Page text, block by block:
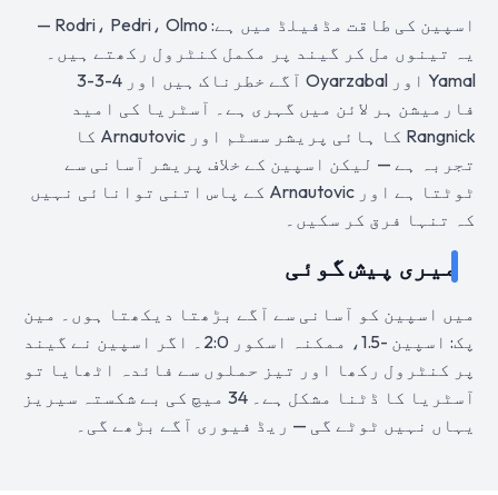
اسپین کی طاقت مڈفیلڈ میں ہے: Rodri، Pedri، Olmo —
یہ تینوں مل کر گیند پر مکمل کنٹرول رکھتے ہیں۔
Yamal اور Oyarzabal آگے خطرناک ہیں اور 4-3-3
فارمیشن ہر لائن میں گہری ہے۔ آسٹریا کی امید
Rangnick کا ہائی پریشر سسٹم اور Arnautovic کا
تجربہ ہے — لیکن اسپین کے خلاف پریشر آسانی سے
ٹوٹتا ہے اور Arnautovic کے پاس اتنی توانائی نہیں
کہ تنہا فرق کر سکیں۔
میری پیش گوئی
میں اسپین کو آسانی سے آگے بڑھتا دیکھتا ہوں۔ مین
پک: اسپین -1.5، ممکنہ اسکور 2:0۔ اگر اسپین نے گیند
پر کنٹرول رکھا اور تیز حملوں سے فائدہ اٹھایا تو
آسٹریا کا ڈٹنا مشکل ہے۔ 34 میچ کی بے شکستہ سیریز
یہاں نہیں ٹوٹے گی — ریڈ فیوری آگے بڑھے گی۔